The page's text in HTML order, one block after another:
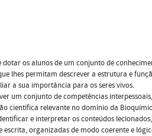
os alunos de um conjunto de
lhes permitam descrever a estrutura e
a sua importância para os seres vivos.
um conjunto de competências
científica relevante no domínio da
e interpretar os conteúdos
organizadas de modo coerente e